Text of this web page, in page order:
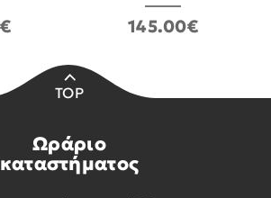
145.00€
TOP
Ωράριο
καταστήματος